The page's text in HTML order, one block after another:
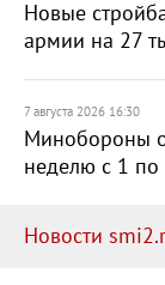
Новые
армии на 27
7 августа 2026 16:30
Минобороны
неделю с 1 по
Новости